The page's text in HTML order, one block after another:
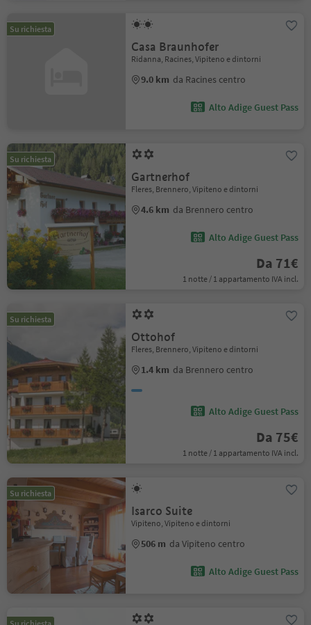
Su richiesta
Casa Braunhofer
Ridanna, Racines, Vipiteno e dintorni
9.0 km da Racines centro
Alto Adige Guest Pass
Su richiesta
Gartnerhof
Fleres, Brennero, Vipiteno e dintorni
4.6 km da Brennero centro
Alto Adige Guest Pass
Da 71€
1 notte / 1 appartamento IVA incl.
Su richiesta
Ottohof
Fleres, Brennero, Vipiteno e dintorni
1.4 km da Brennero centro
Alto Adige Guest Pass
Da 75€
1 notte / 1 appartamento IVA incl.
Su richiesta
Isarco Suite
Vipiteno, Vipiteno e dintorni
506 m da Vipiteno centro
Alto Adige Guest Pass